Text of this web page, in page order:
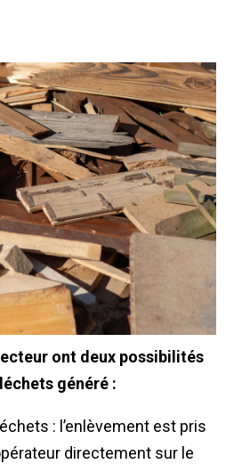
ont deux possibilités
généré :
: l’enlèvement est pris
directement sur le